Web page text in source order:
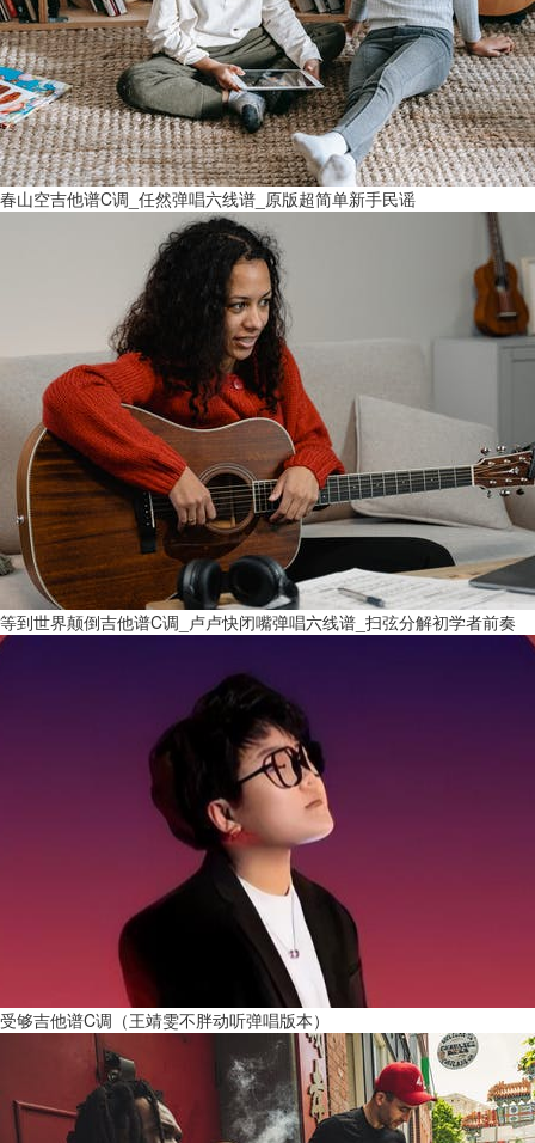
春山空吉他谱C调_任然弹唱六线谱_原版超简单新手民谣
等到世界颠倒吉他谱C调_卢卢快闭嘴弹唱六线谱_扫弦分解初学者前奏
受够吉他谱C调（王靖雯不胖动听弹唱版本）